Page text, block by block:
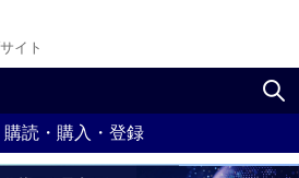
イト
購読・購入・登録